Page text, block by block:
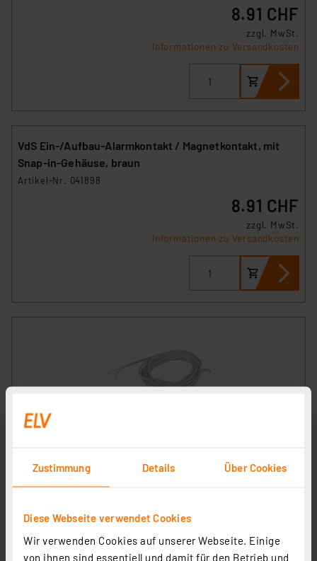
Zustimmung Details Über Cookies
Diese Webseite verwendet Cookies
Wir verwenden Cookies auf unserer Webseite. Einige
von ihnen sind essentiell und damit für den Betrieb und
8.91 CHF
zzgl. MwSt.
Informationen zu Versandkosten
VdS Ein-/Aufbau-Alarmkontakt / Magnetkontakt, mit
Snap-in-Gehäuse, braun
Artikel-Nr. 041898
8.91 CHF
zzgl. MwSt.
Informationen zu Versandkosten
Artikel-Nr. 039883
6.22 CHF
zzgl. MwSt.